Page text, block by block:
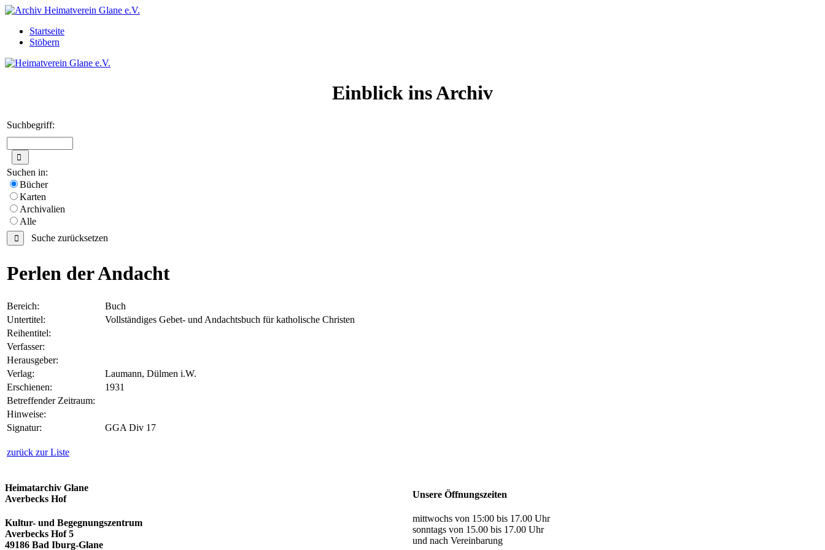
Startseite
Stöbern
Einblick ins Archiv
Suchbegriff:
Suchen in:
Bücher
Karten
Archivalien
Alle
Suche zurücksetzen
Perlen der Andacht
Bereich:
Buch
Untertitel:
Vollständiges Gebet- und Andachtsbuch für katholische Christen
Reihentitel:
Verfasser:
Herausgeber:
Verlag:
Laumann, Dülmen i.W.
Erschienen:
1931
Betreffender Zeitraum:
Hinweise:
Signatur:
GGA Div 17
zurück zur Liste
Heimatarchiv Glane
Averbecks Hof
Kultur- und Begegnungszentrum
Averbecks Hof 5
49186 Bad Iburg-Glane
Unsere Öffnungszeiten
mittwochs von 15:00 bis 17.00 Uhr
sonntags von 15.00 bis 17.00 Uhr
und nach Vereinbarung